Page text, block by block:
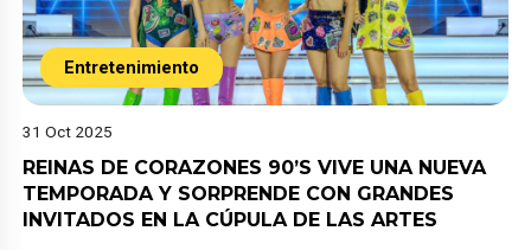
Entretenimiento
31 Oct 2025
REINAS DE CORAZONES 90’S VIVE UNA NUEVA
TEMPORADA Y SORPRENDE CON GRANDES
INVITADOS EN LA CÚPULA DE LAS ARTES